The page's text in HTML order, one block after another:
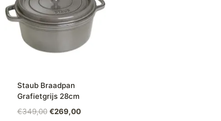
Staub Braadpan
Grafietgrijs 28cm
€349,00 €269,00